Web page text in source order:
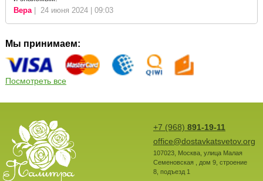
Вера| 24 июня 2024 | 09:03
Мы принимаем:
Посмотреть все
+7 (968) 891-19-11
office@dostavkatsvetov.org
107023, Москва, улица Малая
Семеновская , дом 9, строение
8, подъезд 1